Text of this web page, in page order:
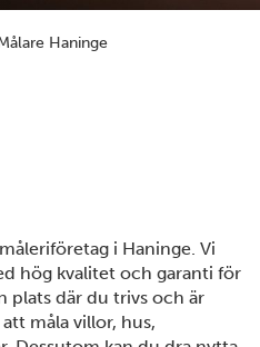
Haninge
i Haninge. Vi
hög kvalitet och garanti för
plats där du trivs och är
måla villor, hus,